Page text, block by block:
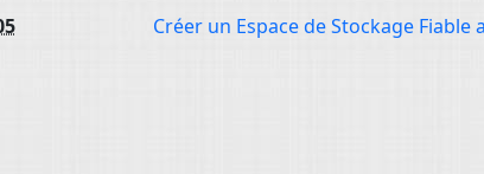
Créer un Espace de Stockage Fiable